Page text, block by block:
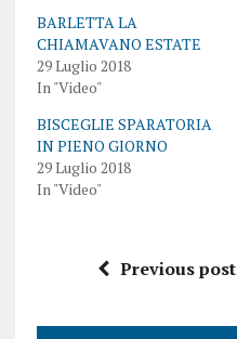
BARLETTA LA
CHIAMAVANO ESTATE
29 Luglio 2018
In "Video"
BISCEGLIE SPARATORIA
IN PIENO GIORNO
29 Luglio 2018
In "Video"
Previous post